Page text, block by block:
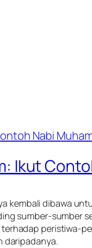
Ikut
kembali dibawa
sumber-sumber
peristiwa-
daripadanya.